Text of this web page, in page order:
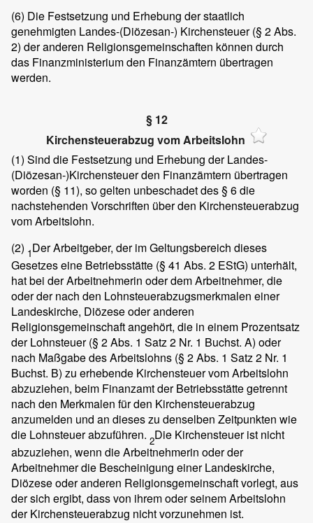
(6) Die Festsetzung und Erhebung der staatlich
genehmigten Landes-(Diözesan-) Kirchensteuer (§ 2 Abs.
2) der anderen Religionsgemeinschaften können durch
das Finanzministerium den Finanzämtern übertragen
werden.
§ 12
Kirchensteuerabzug vom Arbeitslohn
(1) Sind die Festsetzung und Erhebung der Landes-
(Diözesan-)Kirchensteuer den Finanzämtern übertragen
worden (§ 11), so gelten unbeschadet des § 6 die
nachstehenden Vorschriften über den Kirchensteuerabzug
vom Arbeitslohn.
(2) 1Der Arbeitgeber, der im Geltungsbereich dieses
Gesetzes eine Betriebsstätte (§ 41 Abs. 2 EStG) unterhält,
hat bei der Arbeitnehmerin oder dem Arbeitnehmer, die
oder der nach den Lohnsteuerabzugsmerkmalen einer
Landeskirche, Diözese oder anderen
Religionsgemeinschaft angehört, die in einem Prozentsatz
der Lohnsteuer (§ 2 Abs. 1 Satz 2 Nr. 1 Buchst. A) oder
nach Maßgabe des Arbeitslohns (§ 2 Abs. 1 Satz 2 Nr. 1
Buchst. B) zu erhebende Kirchensteuer vom Arbeitslohn
abzuziehen, beim Finanzamt der Betriebsstätte getrennt
nach den Merkmalen für den Kirchensteuerabzug
anzumelden und an dieses zu denselben Zeitpunkten wie
die Lohnsteuer abzuführen. 2Die Kirchensteuer ist nicht
abzuziehen, wenn die Arbeitnehmerin oder der
Arbeitnehmer die Bescheinigung einer Landeskirche,
Diözese oder anderen Religionsgemeinschaft vorlegt, aus
der sich ergibt, dass von ihrem oder seinem Arbeitslohn
der Kirchensteuerabzug nicht vorzunehmen ist.